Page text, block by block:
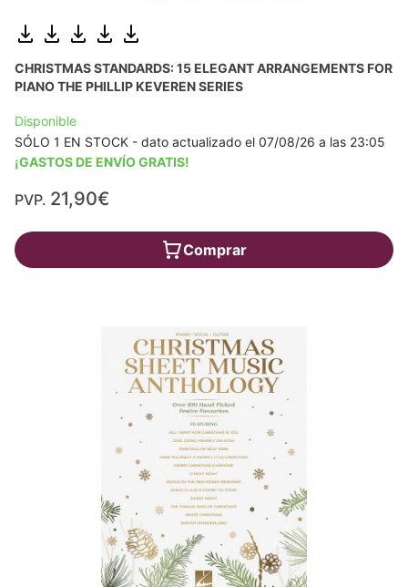
CHRISTMAS STANDARDS: 15 ELEGANT ARRANGEMENTS FOR
PIANO THE PHILLIP KEVEREN SERIES
Disponible
SÓLO 1 EN STOCK - dato actualizado el 07/08/26 a las 23:05
¡GASTOS DE ENVÍO GRATIS!
PVP. 21,90€
Comprar